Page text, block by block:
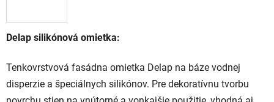
Delap silikónová omietka:
Tenkovrstvová fasádna omietka Delap na báze vodnej
disperzie a špeciálnych silikónov. Pre dekoratívnu tvorbu